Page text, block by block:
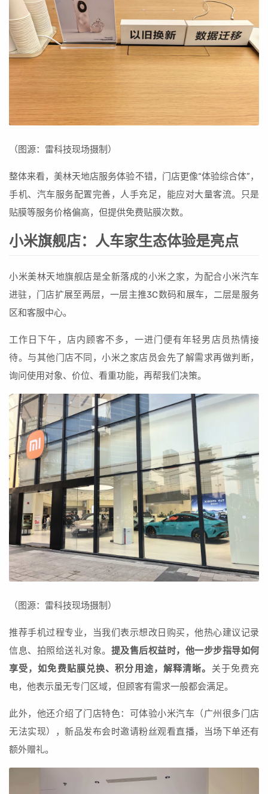
（图源：雷科技现场摄制）
整体来看，美林天地店服务体验不错，门店更像“体验综合体”，
手机、汽车服务配置完善，人手充足，能应对大量客流。只是
贴膜等服务价格偏高，但提供免费贴膜次数。
小米旗舰店：人车家生态体验是亮点
小米美林天地旗舰店是全新落成的小米之家，为配合小米汽车
进驻，门店扩展至两层，一层主推3C数码和展车，二层是服务
区和客服中心。
工作日下午，店内顾客不多，一进门便有年轻男店员热情接
待。与其他门店不同，小米之家店员会先了解需求再做判断，
询问使用对象、价位、看重功能，再帮我们决策。
（图源：雷科技现场摄制）
推荐手机过程专业，当我们表示想改日购买，他热心建议记录
信息、拍照给送礼对象。 提及售后权益时，他一步步指导如何
享受，如免费贴膜兑换、积分用途，解释清晰。 关于免费充
电，他表示虽无专门区域，但顾客有需求一般都会满足。
此外，他还介绍了门店特色：可体验小米汽车（广州很多门店
无法实现），新品发布会时邀请粉丝观看直播，当场下单还有
额外赠礼。